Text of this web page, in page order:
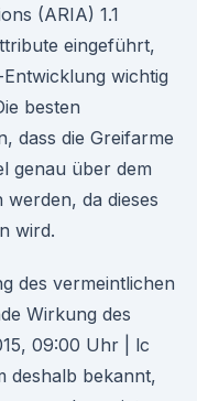
(ARIA) 1.1
eingeführt,
wichtig
besten
dass die Greifarme
genau über dem
da dieses
wird.
des vermeintlichen
Wirkung des
09:00 Uhr | lc
deshalb bekannt,